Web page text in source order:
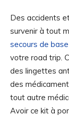
Des accidents
survenir à tout
secours de
votre road trip.
des lingettes
des
tout autre
Avoir ce kit à